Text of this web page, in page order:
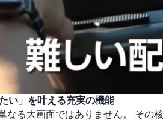
い」を叶える充実の機能
なる大画面ではありません。 その